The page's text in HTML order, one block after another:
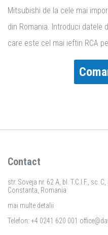
Mitsubishi de la cele mai
din Romania. Introduci datele
care este cel mai ieftin RCA
Contact
str. Soveja nr. 62 A, bl. T.C.I.F., sc.
Constanta, Romania
mai multe detalii
Telefon: +4 0241 620 001